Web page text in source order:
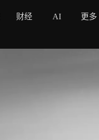
财经 AI 更多